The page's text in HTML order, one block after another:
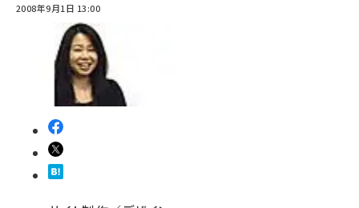
2008年9月1日 13:00